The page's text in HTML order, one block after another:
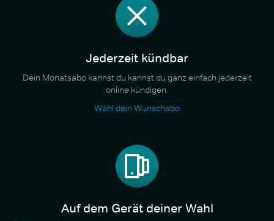
Jederzeit kündbar
Dein Monatsabo kannst du kannst du ganz einfach jederzeit
online kündigen.
Wähl dein Wunschabo
Auf dem Gerät deiner Wahl